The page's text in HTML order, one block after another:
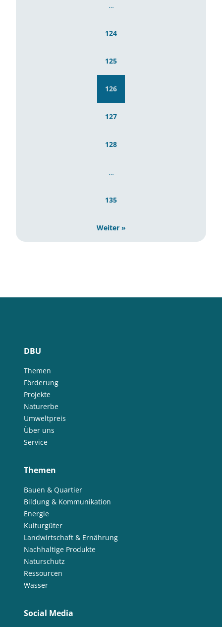
…
124
125
126
127
128
…
135
Weiter »
DBU
Themen
Förderung
Projekte
Naturerbe
Umweltpreis
Über uns
Service
Themen
Bauen & Quartier
Bildung & Kommunikation
Energie
Kulturgüter
Landwirtschaft & Ernährung
Nachhaltige Produkte
Naturschutz
Ressourcen
Wasser
Social Media